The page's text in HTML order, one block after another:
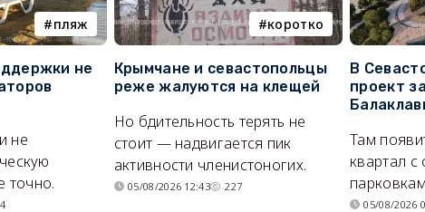
пляж
не
не
точно.
коротко
Крымчане и севастопольцы
реже жалуются на клещей
Но бдительность терять не
стоит — надвигается пик
активности членистоногих.
05/08/2026 12:43 227
В
проект
Там
квартал с
05/08/2026